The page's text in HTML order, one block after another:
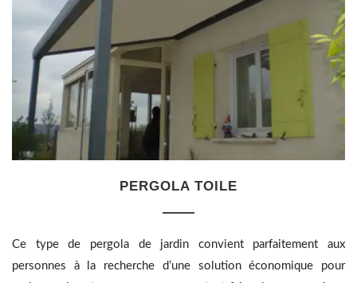
PERGOLA TOILE
Ce type de pergola de jardin convient parfaitement aux
personnes à la recherche d’une solution économique pour